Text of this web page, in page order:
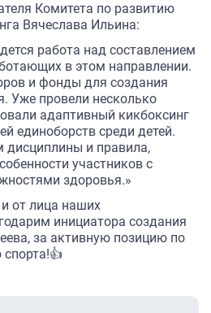
Комитета по развитию
Вячеслава Ильина:
работа над составлением
в этом направлении.
и фонды для создания
Уже провели несколько
адаптивный кикбоксинг
единоборств среди детей.
дисциплины и правила,
участников с
здоровья.»
от лица наших
инициатора создания
за активную позицию по